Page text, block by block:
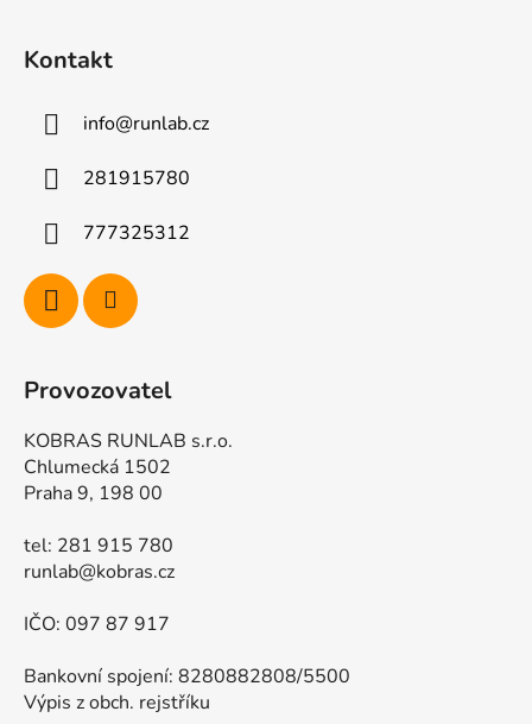
Kontakt
info@runlab.cz
281915780
777325312
Provozovatel
KOBRAS RUNLAB s.r.o.
Chlumecká 1502
Praha 9, 198 00
tel: 281 915 780
runlab@kobras.cz
IČO: 097 87 917
Bankovní spojení: 8280882808/5500
Výpis z obch. rejstříku